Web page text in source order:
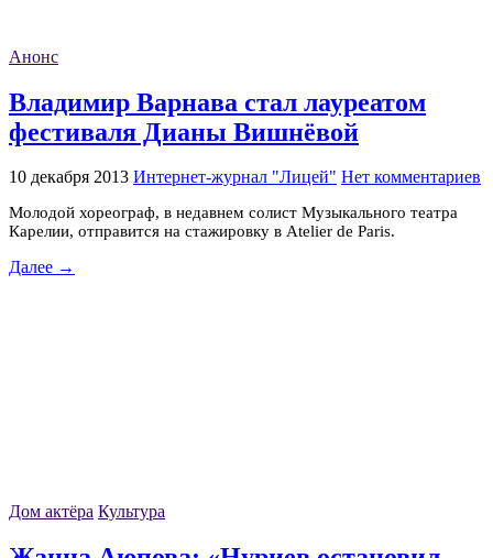
Анонс
Владимир Варнава стал лауреатом
фестиваля Дианы Вишнёвой
10 декабря 2013 Интернет-журнал "Лицей" Нет комментариев
Молодой хореограф, в недавнем солист Музыкального театра
Карелии, отправится на стажировку в Atelier de Paris.
Далее →
Дом актёра Культура